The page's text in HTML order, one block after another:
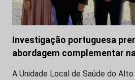
Investigação portuguesa
abordagem complementar
A Unidade Local de Saúde do